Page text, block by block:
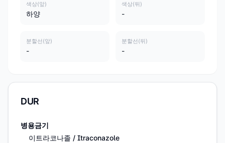
색상(앞)
하양
색상(뒤)
-
분할선(앞)
-
분할선(뒤)
-
DUR
병용금기
이트라코나졸 / Itraconazole